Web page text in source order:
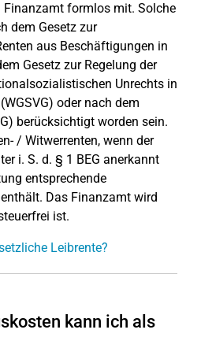
Finanzamt formlos mit. Solche
dem Gesetz zur
aus Beschäftigungen in
Gesetz zur Regelung der
Unrechts in
oder nach dem
berücksichtigt worden sein.
/ Witwerrenten, wenn der
i. S. d. § 1 BEG anerkannt
entsprechende
Das Finanzamt wird
ist.
Leibrente?
kann ich als